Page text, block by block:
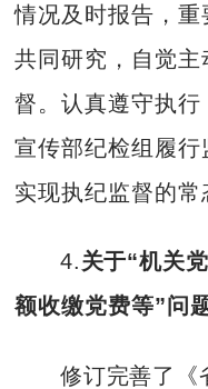
情况及时报告，
共同研究，自觉
督。认真遵守执
宣传部纪检组履行
实现执纪监督的常
4.关于“机关
额收缴党费等”问题
修订完善了《